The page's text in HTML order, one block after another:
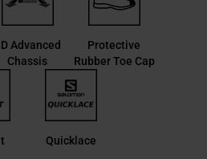
Advanced
Chassis
Protective
Rubber Toe Cap
Quicklace